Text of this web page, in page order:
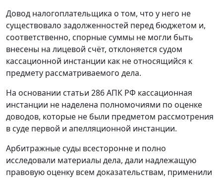
Довод налогоплательщика о том, что у него не
существовало задолженностей перед бюджетом и,
соответственно, спорные суммы не могли быть
внесены на лицевой счёт, отклоняется судом
кассационной инстанции как не относящийся к
предмету рассматриваемого дела.
На основании статьи 286АПК РФ кассационная
инстанции не наделена полномочиями по оценке
доводов, которые не были предметом рассмотрения
в суде первой и апелляционной инстанции.
Арбитражные суды всесторонне и полно
исследовали материалы дела, дали надлежащую
правовую оценку всем доказательствам, применили